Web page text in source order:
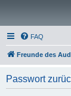
FAQ
Freunde des
Passwort